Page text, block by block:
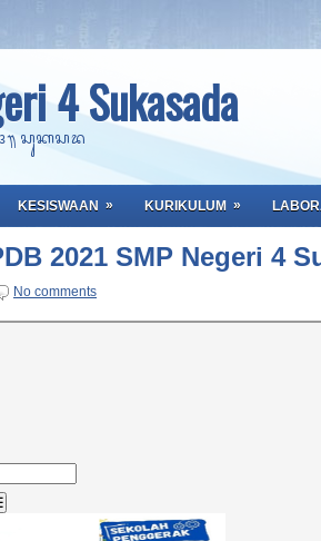
4 Sukasada
ᬲᬸᬓᬲᬤ
KESISWAAN » KURIKULUM »
2021 SMP Negeri 4
No comments